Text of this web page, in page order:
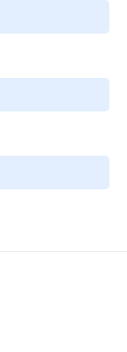
ッケージソフト
携
など）